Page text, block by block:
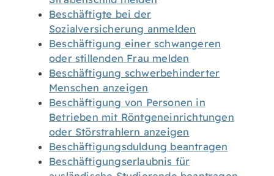
Beschäftigte bei der
Sozialversicherung anmelden
Beschäftigung einer schwangeren
oder stillenden Frau melden
Beschäftigung schwerbehinderter
Menschen anzeigen
Beschäftigung von Personen in
Betrieben mit Röntgeneinrichtungen
oder Störstrahlern anzeigen
Beschäftigungsduldung beantragen
Beschäftigungserlaubnis für